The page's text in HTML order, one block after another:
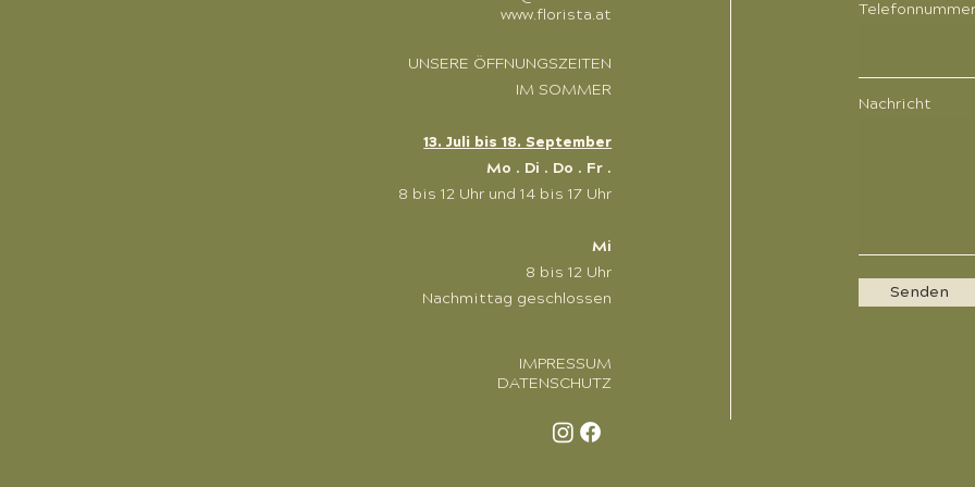
www.florista.at
UNSERE ÖFFNUNGSZEITEN
IM SOMMER
13. Juli bis 18. September
Mo . Di . Do . Fr .
8 bis 12 Uhr und 14 bis 17 Uhr
Mi
8 bis 12 Uhr
Nachmittag geschlossen
IMPRESSUM
DATENSCHUTZ
Telefonnummer
Nachricht
Senden